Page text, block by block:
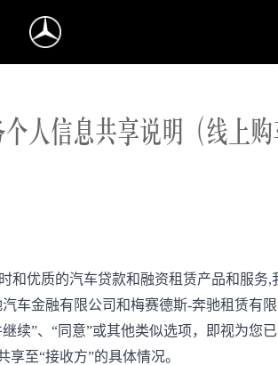
人信息共享说明（线上购
和优质的汽车贷款和融资租赁产品和服务,
车金融有限公司和梅赛德斯-奔驰租赁有
续”、“同意”或其他类似选项，即视为您
至“接收方”的具体情况。